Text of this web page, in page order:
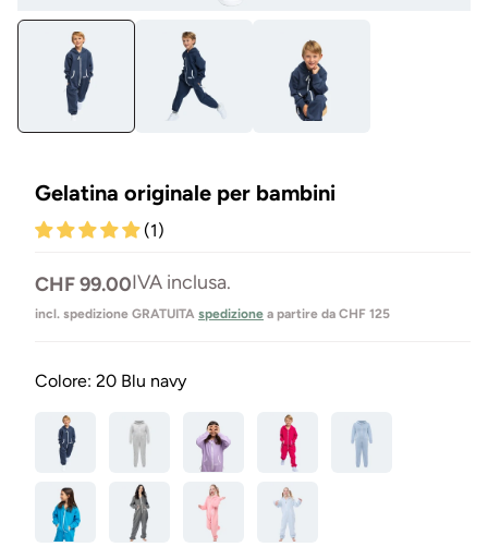
Aprire
Gelatina originale per bambini
(1)
Prezzo
normale
CHF 99.00IVA inclusa.
incl. spedizione GRATUITA spedizione a partire da CHF 125
Colore: 20 Blu navy